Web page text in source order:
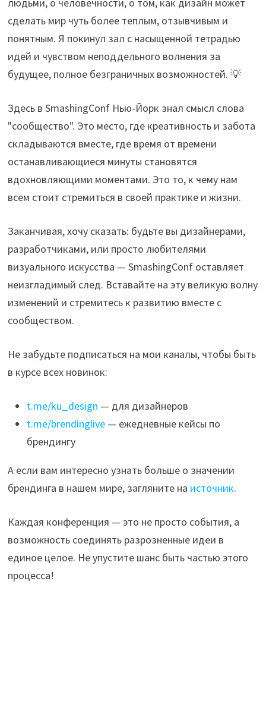
сделать мир чуть более теплым, отзывчивым и
понятным. Я покинул зал с насыщенной тетрадью
идей и чувством неподдельного волнения за
будущее, полное безграничных возможностей. 💡
Здесь в SmashingConf Нью-Йорк знал смысл слова
"сообщество". Это место, где креативность и забота
складываются вместе, где время от времени
останавливающиеся минуты становятся
вдохновляющими моментами. Это то, к чему нам
всем стоит стремиться в своей практике и жизни.
Заканчивая, хочу сказать: будьте вы дизайнерами,
разработчиками, или просто любителями
визуального искусства — SmashingConf оставляет
неизгладимый след. Вставайте на эту великую волну
изменений и стремитесь к развитию вместе с
сообществом.
Не забудьте подписаться на мои каналы, чтобы быть
в курсе всех новинок:
t.me/ku_design — для дизайнеров
t.me/brendinglive — ежедневные кейсы по
брендингу
А если вам интересно узнать больше о значении
брендинга в нашем мире, загляните на источник.
Каждая конференция — это не просто события, а
возможность соединять разрозненные идеи в
единое целое. Не упустите шанс быть частью этого
процесса!